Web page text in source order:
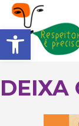
Barra de
DEIXA